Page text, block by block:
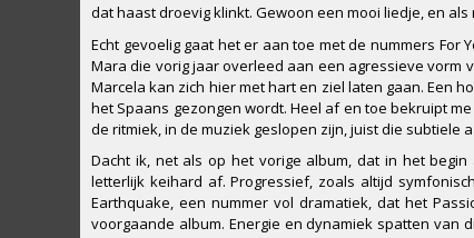
dat haast droevig klinkt. Gewoon een mooi liedje, en
Echt gevoelig gaat het er aan toe met de nummers
Mara die vorig jaar overleed aan een agressieve vorm
Marcela kan zich hier met hart en ziel laten gaan. Een
het Spaans gezongen wordt. Heel af en toe bekruipt
de ritmiek, in de muziek geslopen zijn, juist die subtiele
Dacht ik, net als op het vorige album, dat in het
letterlijk keihard af. Progressief, zoals altijd
Earthquake, een nummer vol dramatiek, dat het
voorgaande album. Energie en dynamiek spatten van